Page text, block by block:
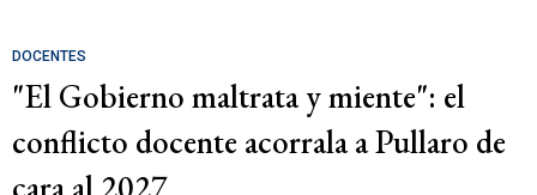
DOCENTES
"El Gobierno maltrata y miente": el
conflicto docente acorrala a Pullaro de